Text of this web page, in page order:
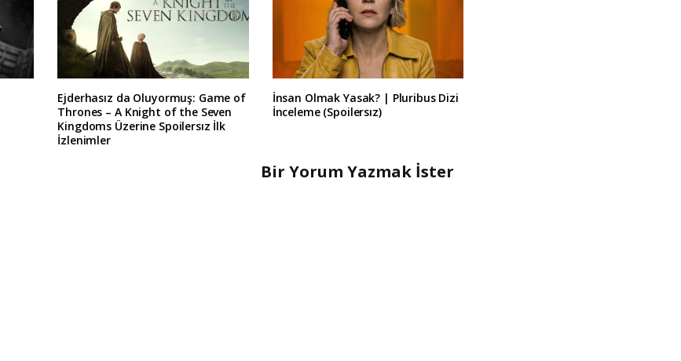
Ejderhasız da Oluyormuş: Game of
Thrones – A Knight of the Seven
Kingdoms Üzerine Spoilersız İlk
İzlenimler
İnsan Olmak Yasak? | Pluribus Dizi
İnceleme (Spoilersız)
Bir Yorum Yazmak İster